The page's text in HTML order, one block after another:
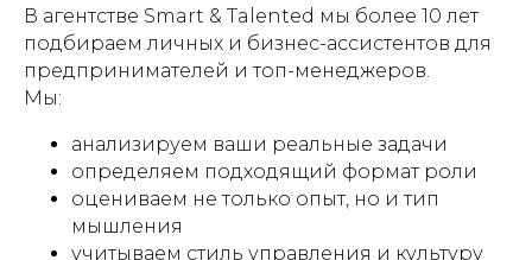
В агентстве Smart & Talented мы более 10 лет
подбираем личных и бизнес-ассистентов для
предпринимателей и топ-менеджеров.
Мы:
анализируем ваши реальные задачи
определяем подходящий формат роли
оцениваем не только опыт, но и тип
мышления
учитываем стиль управления и культуру